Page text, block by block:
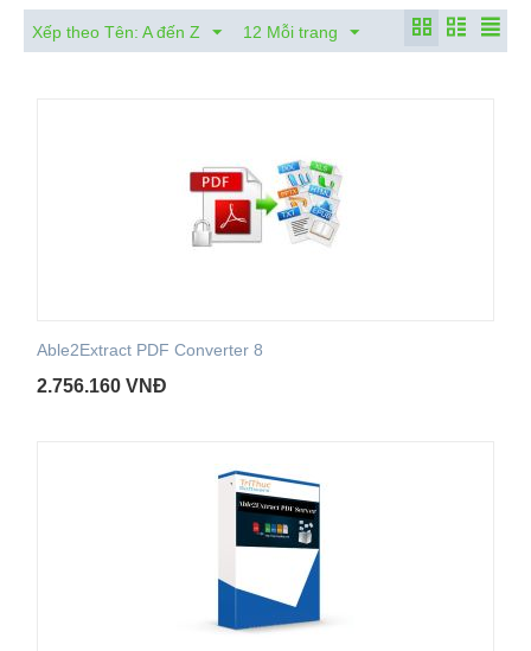
Xếp theo Tên: A đến Z 12 Mỗi trang
Able2Extract PDF Converter 8
2.756.160 VNĐ